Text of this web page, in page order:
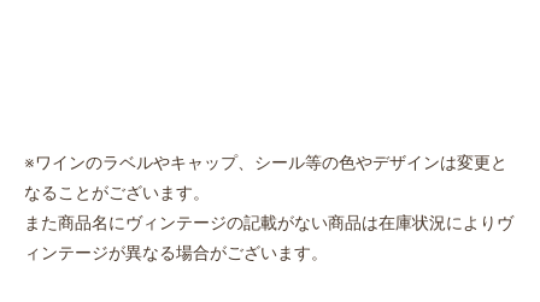
※ワインのラベルやキャップ、シール等の色やデザインは変更と
なることがございます。
また商品名にヴィンテージの記載がない商品は在庫状況によりヴ
ィンテージが異なる場合がございます。